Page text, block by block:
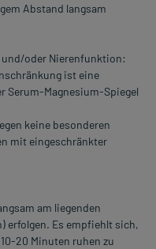
Abstand langsam
oder Nierenfunktion:
ist eine
Serum-Magnesium-Spiegel
keine besonderen
mit eingeschränkter
am liegenden
erfolgen. Es empfiehlt sich,
20 Minuten ruhen zu